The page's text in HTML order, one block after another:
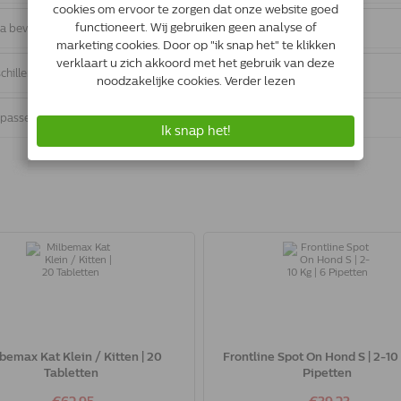
beveiliging
Recht
Kat Klein / Kitten | 20
Tabletten
Frontline Spot On Hond S | 2-10
Pipetten